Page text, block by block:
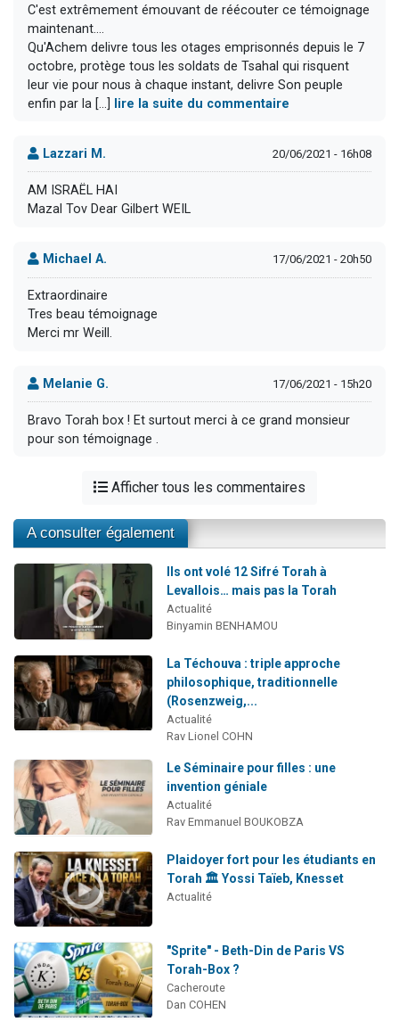
C'est extrêmement émouvant de réécouter ce témoignage
maintenant....
Qu'Achem delivre tous les otages emprisonnés depuis le 7
octobre, protège tous les soldats de Tsahal qui risquent
leur vie pour nous à chaque instant, delivre Son peuple
enfin par la [...]
lire la suite du commentaire
Lazzari M. 20/06/2021 - 16h08
AM ISRAËL HAI
Mazal Tov Dear Gilbert WEIL
Michael A. 17/06/2021 - 20h50
Extraordinaire
Tres beau témoignage
Merci mr Weill.
Melanie G. 17/06/2021 - 15h20
Bravo Torah box ! Et surtout merci à ce grand monsieur
pour son témoignage .
Afficher tous les commentaires
A consulter également
Ils ont volé 12 Sifré Torah à
Levallois… mais pas la Torah
Actualité
Binyamin BENHAMOU
La Téchouva : triple approche
philosophique, traditionnelle
(Rosenzweig,...
Actualité
Rav Lionel COHN
Le Séminaire pour filles : une
invention géniale
Actualité
Rav Emmanuel BOUKOBZA
Plaidoyer fort pour les étudiants en
Torah 🏛️ Yossi Taïeb, Knesset
Actualité
"Sprite" - Beth-Din de Paris VS
Torah-Box ?
Cacheroute
Dan COHEN